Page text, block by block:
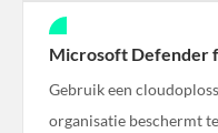
Microsoft Defender
Gebruik een
organisatie beschermt